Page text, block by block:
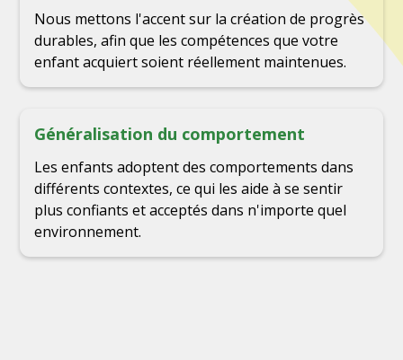
Nous mettons l'accent sur la création de progrès
durables, afin que les compétences que votre
enfant acquiert soient réellement maintenues.
Généralisation du comportement
Les enfants adoptent des comportements dans
différents contextes, ce qui les aide à se sentir
plus confiants et acceptés dans n'importe quel
environnement.